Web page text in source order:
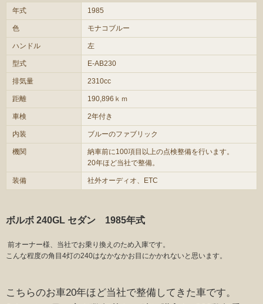
年式 1985
色 モナコブルー
ハンドル 左
型式 E-AB230
排気量 2310cc
距離 190,896ｋｍ
車検 2年付き
内装 ブルーのファブリック
機関
納車前に100項目以上の点検整備を行います。
20年ほど当社で整備。
装備 社外オーディオ、ETC
ボルボ 240GL セダン 1985年式
前オーナー様、当社でお乗り換えのため入庫です。
こんな程度の角目4灯の240はなかなかお目にかかれないと思います。
こちらのお車20年ほど当社で整備してきた車です。